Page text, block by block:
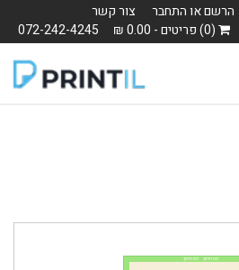
הרשם או התחבר
צור קשר
(0) פריטים - 0.00 ₪
072-242-4245